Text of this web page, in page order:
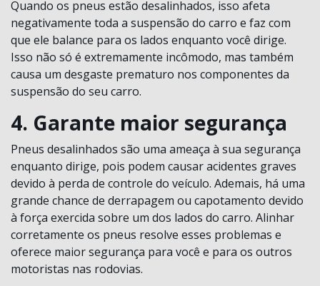
Quando os pneus estão desalinhados, isso afeta
negativamente toda a suspensão do carro e faz com
que ele balance para os lados enquanto você dirige.
Isso não só é extremamente incômodo, mas também
causa um desgaste prematuro nos componentes da
suspensão do seu carro.
4. Garante maior segurança
Pneus desalinhados são uma ameaça à sua segurança
enquanto dirige, pois podem causar acidentes graves
devido à perda de controle do veículo. Ademais, há uma
grande chance de derrapagem ou capotamento devido
à força exercida sobre um dos lados do carro. Alinhar
corretamente os pneus resolve esses problemas e
oferece maior segurança para você e para os outros
motoristas nas rodovias.